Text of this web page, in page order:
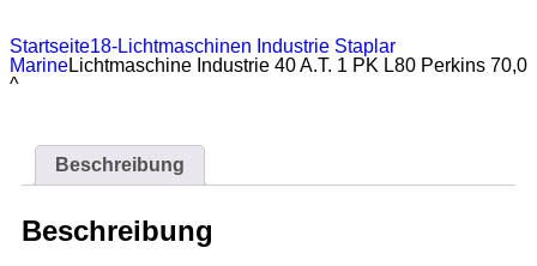
Startseite18-Lichtmaschinen Industrie Staplar
MarineLichtmaschine Industrie 40 A.T. 1 PK L80 Perkins 70,0
^
Beschreibung
Beschreibung